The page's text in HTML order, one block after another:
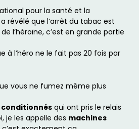
pour la santé et la
révélé que l’arrêt du tabac est
l’héroïne, c’est en grande partie
à l’héro ne le fait pas 20 fois par
vous ne fumez même plus
qui ont pris le relais
je les appelle des machines